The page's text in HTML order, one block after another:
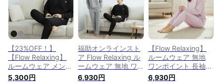
【23%OFF！】
【Flow Relaxing】
ルームウェア メンズ
上下セット 血行促進
5,300円
福助オンラインスト
ア Flow Relaxing ル
ームウェア 無地 ワ
ンポイント 長袖 10
6,930円
【Flow Relaxing】
ルームウェア 無地
ワンポイント 長袖
10分丈 ミニ裏毛／福
6,930円